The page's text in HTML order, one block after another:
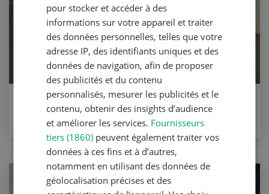
Gelée de vin
VERS LA RECETTE
pour stocker et accéder à des
informations sur votre appareil et traiter
des données personnelles, telles que votre
adresse IP, des identifiants uniques et des
données de navigation, afin de proposer
des publicités et du contenu
personnalisés, mesurer les publicités et le
contenu, obtenir des insights d’audience
et améliorer les services. Fournisseurs
tiers (1860) peuvent également traiter vos
données à ces fins et à d’autres,
notamment en utilisant des données de
géolocalisation précises et des